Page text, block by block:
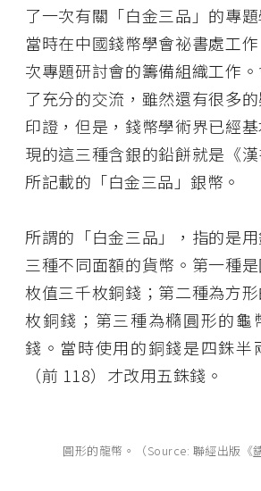
了一次有關「白金三品」的專
當時在中國錢幣學會祕書處工
次專題研討會的籌備組織工作
了充分的交流，雖然還有很多
印證，但是，錢幣學術界已經
現的這三種含銀的鉛餅就是《
所記載的「白金三品」銀幣。
所謂的「白金三品」，指的是
三種不同面額的貨幣。第一種
枚值三千枚銅錢；第二種為方
枚銅錢；第三種為橢圓形的龜
錢。當時使用的銅錢是四銖半
（前 118）才改用五銖錢。
圓形的龍幣。（Source: 聯經出版《